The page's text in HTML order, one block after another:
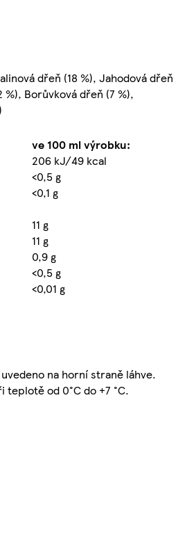
dřeň (18 %), Jahodová dřeň
%), Borůvková dřeň (7 %),
ve 100 ml výrobku:
206 kJ/49 kcal
<0,5 g
<0,1 g
11 g
11 g
0,9 g
<0,5 g
<0,01 g
na horní straně láhve.
od 0°C do +7 °C.